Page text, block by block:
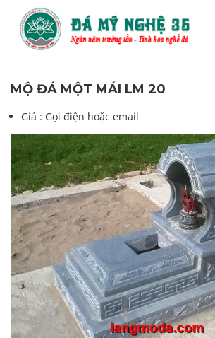
MỘ ĐÁ MỘT MÁI LM 20
Giá : Gọi điện hoặc email